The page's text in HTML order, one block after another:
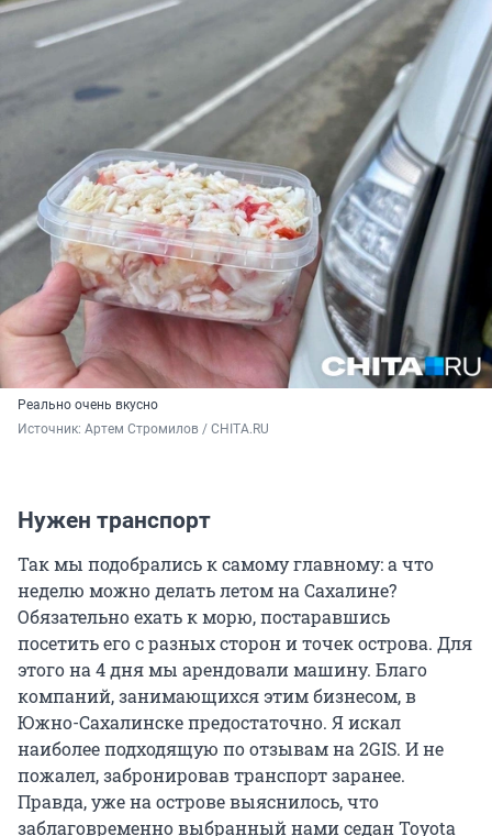
Реально очень вкусно
Источник: Артем Стромилов / CHITA.RU
Нужен транспорт
Так мы подобрались к самому главному: а что
неделю можно делать летом на Сахалине?
Обязательно ехать к морю, постаравшись
посетить его с разных сторон и точек острова. Для
этого на 4 дня мы арендовали машину. Благо
компаний, занимающихся этим бизнесом, в
Южно-Сахалинске предостаточно. Я искал
наиболее подходящую по отзывам на 2GIS. И не
пожалел, забронировав транспорт заранее.
Правда, уже на острове выяснилось, что
заблаговременно выбранный нами седан Toyota